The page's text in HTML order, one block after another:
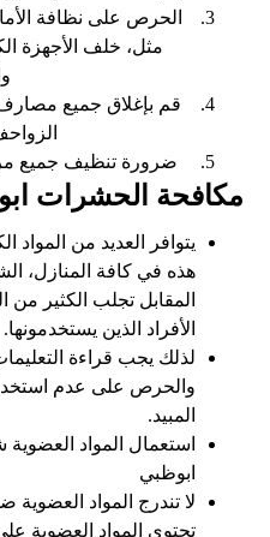
الحرص على نظافة
مثل، خلف الأجهزة
قم بإغلاق جميع
ضرورة تنظيف جميع
مكافحة الحشرات
يتوافر العديد من المواد
هذه في كافة المنازل،
المقابل تجلب الكثير
الأفراد الذين يستخدمونها.
لذلك يجب قراءة
والحرص على عدم
المبيد.
استعمال المواد
ابوظبي
لا تندرج المواد العضوية
تحتوي المواد العضوية